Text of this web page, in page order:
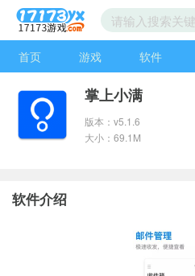
首页 游戏 软件
掌上小满
版本：v5.1.6
大小：69.1M
软件介绍